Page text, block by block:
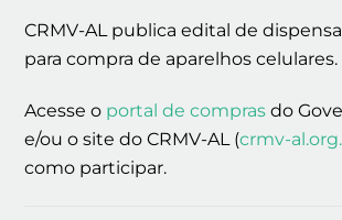
CRMV-AL publica edital de
para compra de aparelhos celulares.
Acesse o portal de compras do
e/ou o site do CRMV-AL (crmv-
como participar.